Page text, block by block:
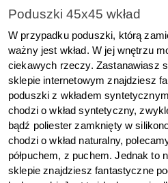
Poduszki 45x45 wkład
W przypadku poduszki, którą
ważny jest wkład. W jej wnętrzu
ciekawych rzeczy. Zastanawiasz
sklepie internetowym znajdziesz
poduszki z wkładem
chodzi o wkład syntetyczny,
bądź poliester zamknięty w
chodzi o wkład naturalny,
półpuchem, z puchem. Jednak to
sklepie znajdziesz fantastyczne